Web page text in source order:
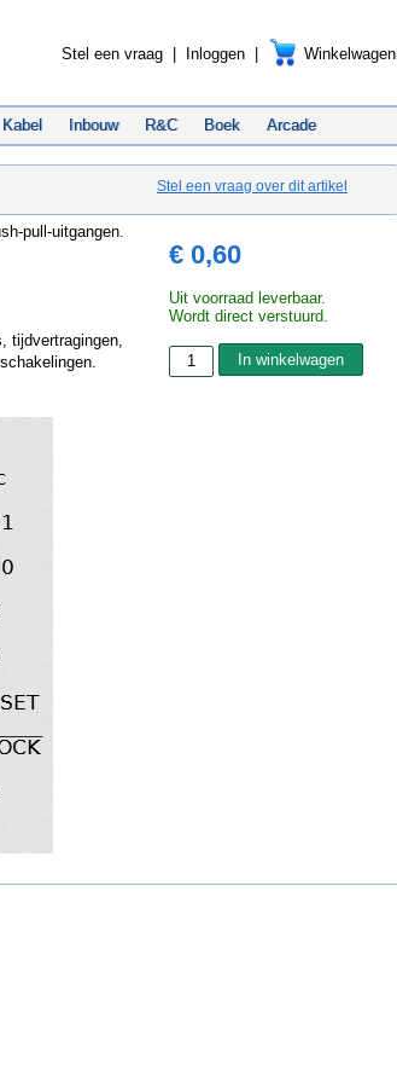
Stel een vraag Inloggen Winkelwagen
Kabel Inbouw R&C Boek Arcade
Stel een vraag over dit artikel
pull-uitgangen.
tijdvertragingen,
€ 0,60
Uit voorraad leverbaar.
Wordt direct verstuurd.